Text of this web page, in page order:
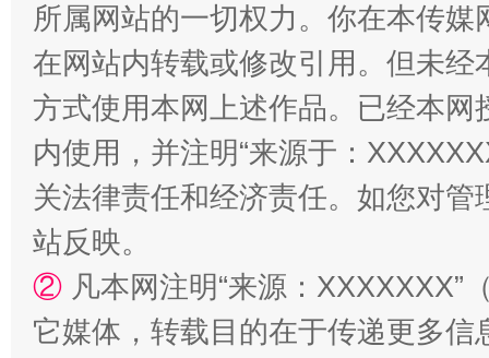
国家大学科技园优化重塑工作
所属网站的一切权力。你在本传
在网站内转载或修改引用。但未
方式使用本网上述作品。已经本
内使用，并注明“来源于：
关法律责任和经济责任。如您对
站反映。
② 凡本网注明“来源：
它媒体，转载目的在于传递更多